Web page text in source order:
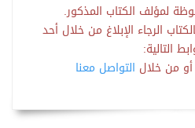
لمؤلف الكتاب المذكور.
الرجاء الإبلاغ من خلال أحد
التالية:
أو من خلال التواصل معنا